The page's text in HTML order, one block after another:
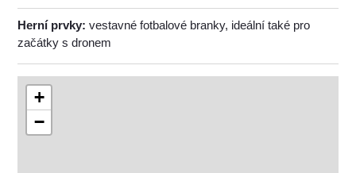
Herní prvky: vestavné fotbalové branky, ideální také pro
začátky s dronem
+
−